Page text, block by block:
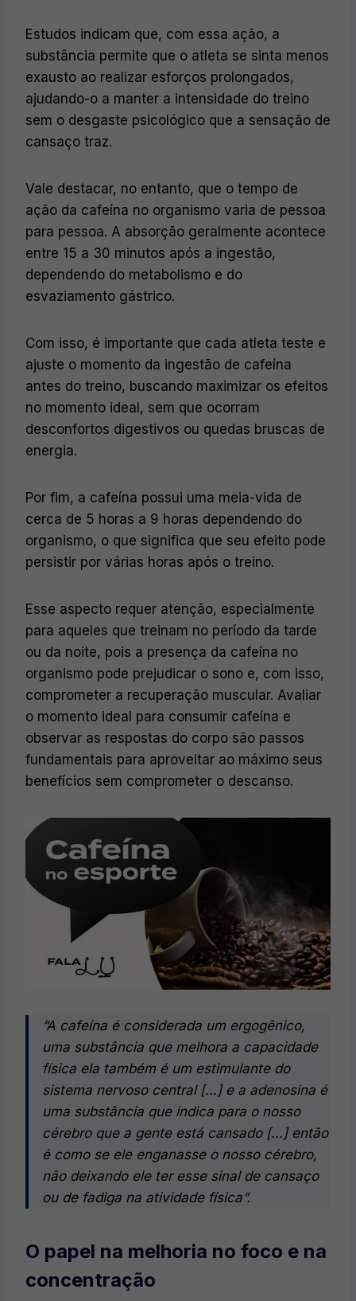
Estudos indicam que, com essa ação, a
substância permite que o atleta se sinta menos
exausto ao realizar esforços prolongados,
ajudando-o a manter a intensidade do treino
sem o desgaste psicológico que a sensação de
cansaço traz.
Vale destacar, no entanto, que o tempo de
ação da cafeína no organismo varia de pessoa
para pessoa. A absorção geralmente acontece
entre 15 a 30 minutos após a ingestão,
dependendo do metabolismo e do
esvaziamento gástrico.
Com isso, é importante que cada atleta teste e
ajuste o momento da ingestão de cafeína
antes do treino, buscando maximizar os efeitos
no momento ideal, sem que ocorram
desconfortos digestivos ou quedas bruscas de
energia.
Por fim, a cafeína possui uma meia-vida de
cerca de 5 horas a 9 horas dependendo do
organismo, o que significa que seu efeito pode
persistir por várias horas após o treino.
Esse aspecto requer atenção, especialmente
para aqueles que treinam no período da tarde
ou da noite, pois a presença da cafeína no
organismo pode prejudicar o sono e, com isso,
comprometer a recuperação muscular. Avaliar
o momento ideal para consumir cafeína e
observar as respostas do corpo são passos
fundamentais para aproveitar ao máximo seus
benefícios sem comprometer o descanso.
“A cafeína é considerada um ergogênico,
uma substância que melhora a capacidade
física ela também é um estimulante do
sistema nervoso central […] e a adenosina é
uma substância que indica para o nosso
cérebro que a gente está cansado […] então
é como se ele enganasse o nosso cérebro,
não deixando ele ter esse sinal de cansaço
ou de fadiga na atividade física”​.
O papel na melhoria no foco e na
concentração